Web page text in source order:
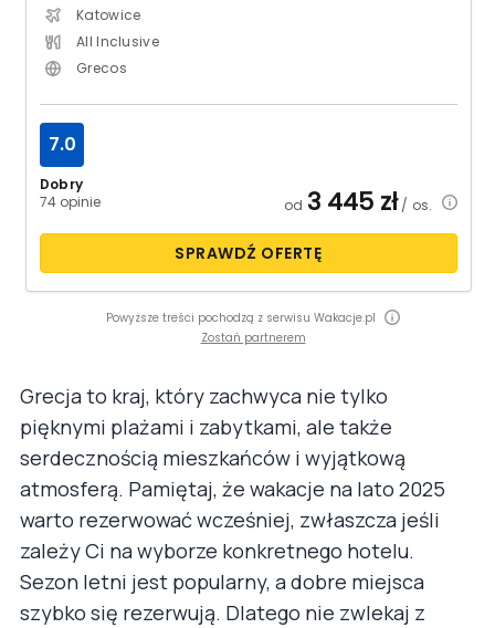
Katowice
All Inclusive
Grecos
Dobry
74 opinie
7.0
od 3 445 zł/ os.
SPRAWDŹ OFERTĘ
Powyższe treści pochodzą z serwisu Wakacje.pl
Zostań partnerem
Grecja to kraj, który zachwyca nie tylko
pięknymi plażami i zabytkami, ale także
serdecznością mieszkańców i wyjątkową
atmosferą. Pamiętaj, że wakacje na lato 2025
warto rezerwować wcześniej, zwłaszcza jeśli
zależy Ci na wyborze konkretnego hotelu.
Sezon letni jest popularny, a dobre miejsca
szybko się rezerwują. Dlatego nie zwlekaj z